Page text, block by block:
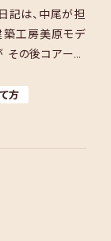
記は、中尾が担
築工房美原モデ
の後コアー美
方